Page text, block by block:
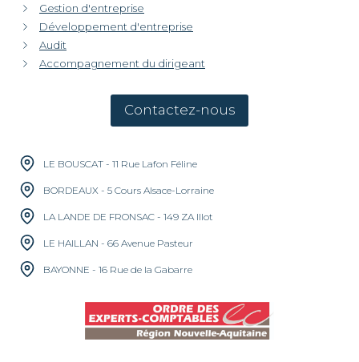
Gestion d'entreprise
Développement d'entreprise
Audit
Accompagnement du dirigeant
Contactez-nous
LE BOUSCAT - 11 Rue Lafon Féline
BORDEAUX - 5 Cours Alsace-Lorraine
LA LANDE DE FRONSAC - 149 ZA Illot
LE HAILLAN - 66 Avenue Pasteur
BAYONNE - 16 Rue de la Gabarre